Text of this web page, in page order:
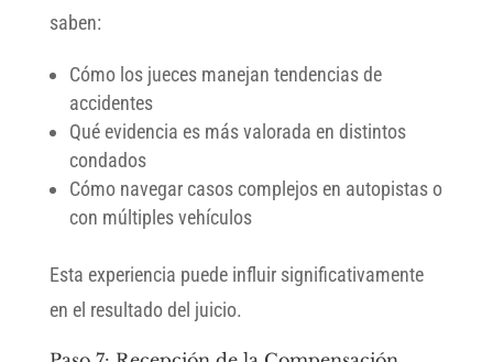
saben:
Cómo los jueces manejan tendencias de
accidentes
Qué evidencia es más valorada en distintos
condados
Cómo navegar casos complejos en autopistas o
con múltiples vehículos
Esta experiencia puede influir significativamente
en el resultado del juicio.